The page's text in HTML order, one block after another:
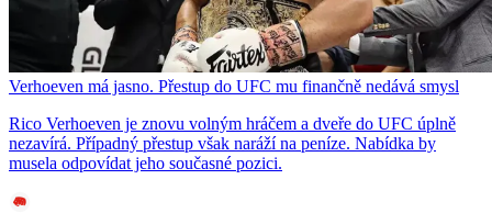
Verhoeven má jasno. Přestup do UFC mu finančně nedává smysl
Rico Verhoeven je znovu volným hráčem a dveře do UFC úplně
nezavírá. Případný přestup však naráží na peníze. Nabídka by
musela odpovídat jeho současné pozici.